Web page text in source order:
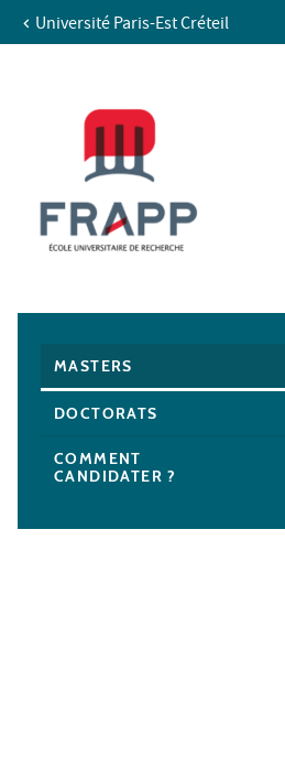
Aller au contenu
Recherche
Navigation secondaire
Université Paris-Est Créteil
MASTERS
DOCTORATS
COMMENT
CANDIDATER ?